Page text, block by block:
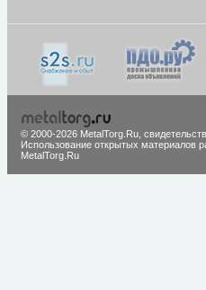
© 2000-2026 MetalTorg.Ru,
Использование открытых материалов
MetalTorg.Ru